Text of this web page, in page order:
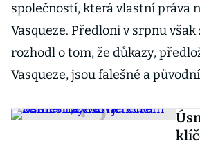
společností, která vlastní práva
Vasqueze. Předloni v srpnu
rozhodl o tom, že důkazy,
Vasqueze, jsou falešné a